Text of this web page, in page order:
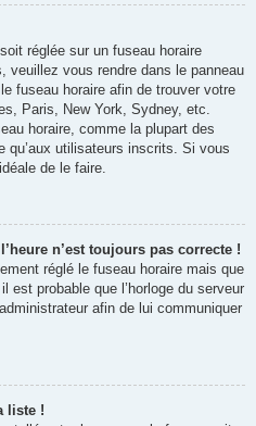
réglée sur un fuseau horaire
vous rendre dans le panneau
fuseau horaire afin de trouver votre
Paris, New York, Sydney, etc.
horaire, comme la plupart des
qu’aux utilisateurs inscrits. Si vous
de le faire.
n’est toujours pas correcte !
réglé le fuseau horaire mais que
est probable que l’horloge du serveur
afin de lui communiquer
liste !